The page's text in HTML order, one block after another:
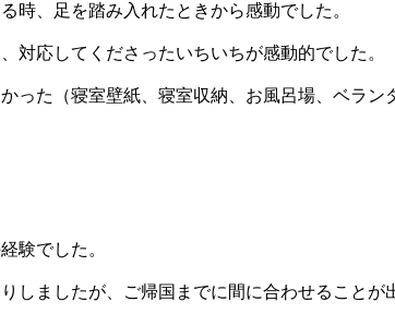
時、足を踏み入れたときから感動でした。
対応してくださったいちいちが感動的でした。
た（寝室壁紙、寝室収納、お風呂場、ベラン
験でした。
ましたが、ご帰国までに間に合わせることが